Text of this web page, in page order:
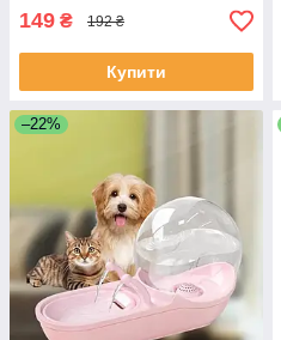
149 ₴ 192 ₴
Купити
–22%